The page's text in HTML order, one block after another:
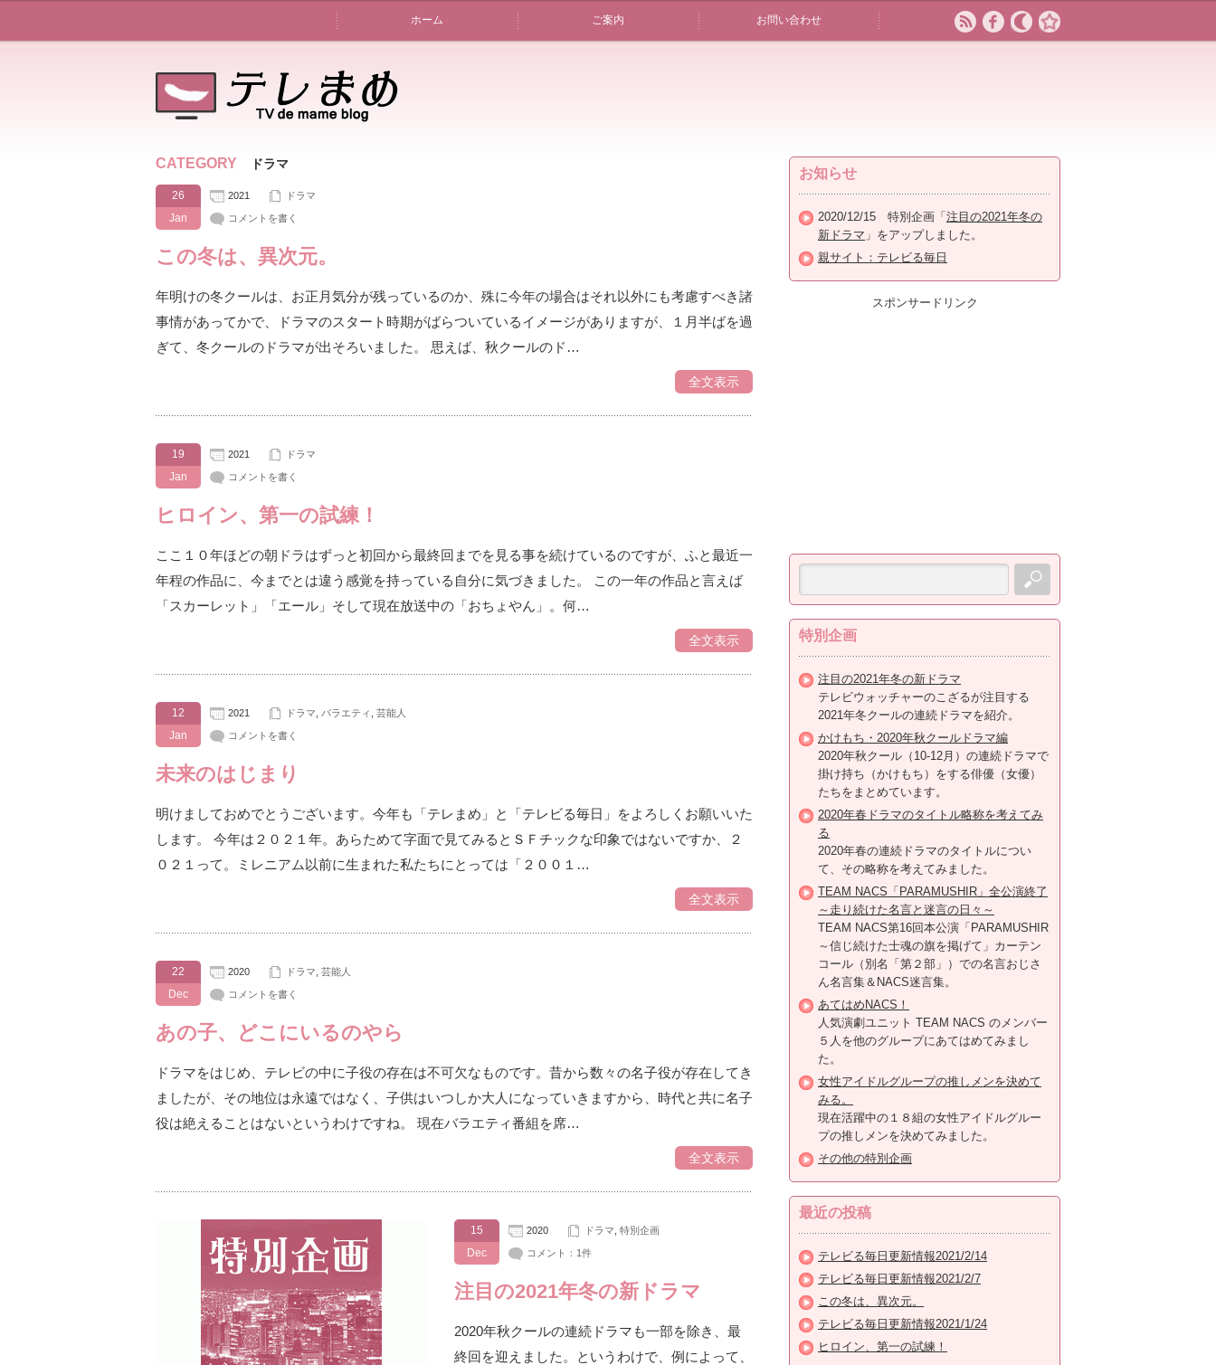
ホーム ご案内 お問い合わせ
CATEGORY ドラマ
26
Jan
2021 ドラマ
コメントを書く
この冬は、異次元。
年明けの冬クールは、お正月気分が残っているのか、殊に今年の場合はそれ以外にも考慮すべき諸
事情があってかで、ドラマのスタート時期がばらついているイメージがありますが、１月半ばを過
ぎて、冬クールのドラマが出そろいました。 思えば、秋クールのド…
全文表示
19
Jan
2021 ドラマ
コメントを書く
ヒロイン、第一の試練！
ここ１０年ほどの朝ドラはずっと初回から最終回までを見る事を続けているのですが、ふと最近一
年程の作品に、今までとは違う感覚を持っている自分に気づきました。 この一年の作品と言えば
「スカーレット」「エール」そして現在放送中の「おちょやん」。何…
全文表示
12
Jan
2021 ドラマ バラエティ 芸能人
コメントを書く
未来のはじまり
明けましておめでとうございます。今年も「テレまめ」と「テレビる毎日」をよろしくお願いいた
します。 今年は２０２１年。あらためて字面で見てみるとＳＦチックな印象ではないですか、２
０２１って。ミレニアム以前に生まれた私たちにとっては「２００１…
全文表示
22
Dec
2020 ドラマ 芸能人
コメントを書く
あの子、どこにいるのやら
ドラマをはじめ、テレビの中に子役の存在は不可欠なものです。昔から数々の名子役が存在してき
ましたが、その地位は永遠ではなく、子供はいつしか大人になっていきますから、時代と共に名子
役は絶えることはないというわけですね。 現在バラエティ番組を席…
全文表示
15
Dec
2020 ドラマ 特別企画
コメント：1件
注目の2021年冬の新ドラマ
2020年秋クールの連続ドラマも一部を除き、最
終回を迎えました。というわけで、例によって、
お知らせ
2020/12/15 特別企画「 注目の2021年冬の
新ドラマ 」をアップしました。
親サイト：テレビる毎日
スポンサードリンク
特別企画
注目の2021年冬の新ドラマ
テレビウォッチャーのこざるが注目する
2021年冬クールの連続ドラマを紹介。
かけもち・2020年秋クールドラマ編
2020年秋クール（10-12月）の連続ドラマで
掛け持ち（かけもち）をする俳優（女優）
たちをまとめています。
2020年春ドラマのタイトル略称を考えてみ
る
2020年春の連続ドラマのタイトルについ
て、その略称を考えてみました。
TEAM NACS「PARAMUSHIR」全公演終了
～走り続けた名言と迷言の日々～
TEAM NACS第16回本公演「PARAMUSHIR
～信じ続けた士魂の旗を掲げて」カーテン
コール（別名「第２部」）での名言おじさ
ん名言集＆NACS迷言集。
あてはめNACS！
人気演劇ユニット TEAM NACS のメンバー
５人を他のグループにあてはめてみまし
た。
女性アイドルグループの推しメンを決めて
みる。
現在活躍中の１８組の女性アイドルグルー
プの推しメンを決めてみました。
その他の特別企画
最近の投稿
テレビる毎日更新情報2021/2/14
テレビる毎日更新情報2021/2/7
この冬は、異次元。
テレビる毎日更新情報2021/1/24
ヒロイン、第一の試練！